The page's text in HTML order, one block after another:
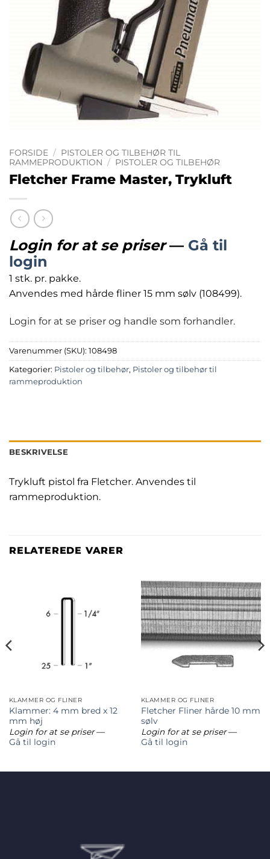
FORSIDE / PISTOLER OG TILBEHØR TIL
RAMMEPRODUKTION / PISTOLER OG TILBEHØR
Fletcher Frame Master, Trykluft
Login for at se priser— Gå til
login
1 stk. pr. pakke.
Anvendes med hårde fliner 15 mm sølv (108499).
Login for at se priser og handle som forhandler.
Varenummer (SKU): 108498
Kategorier: Pistoler og tilbehør, Pistoler og tilbehør til
rammeproduktion
BESKRIVELSE
Trykluft pistol fra Fletcher. Anvendes til
rammeproduktion.
RELATEREDE VARER
KLAMMER OG FLINER
Klammer: 4 mm bred x 12
mm høj
Login for at se priser—
Gå til login
KLAMMER OG FLINER
Fletcher Fliner hårde 10 mm
sølv
Login for at se priser—
Gå til login